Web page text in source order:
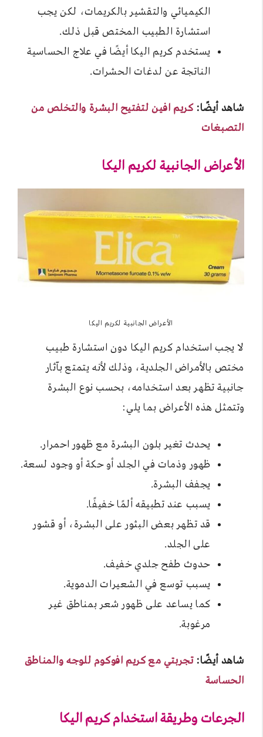
الكيميائي والتقشير بالكريمات، لكن يجب
استشارة الطبيب المختص قبل ذلك.
يستخدم كريم اليكا أيضًا في علاج الحساسية
الناتجة عن لدغات الحشرات.
شاهد أيضًا: كريم افين لتفتيح البشرة والتخلص من
التصبغات
الأعراض الجانبية لكريم اليكا
الأعراض الجانبية لكريم اليكا
لا يجب استخدام كريم اليكا دون استشارة طبيب
مختص بالأمراض الجلدية، وذلك لأنه يتمتع بآثار
جانبية تظهر بعد استخدامه، بحسب نوع البشرة
وتتمثل هذه الأعراض بما يلي:
يحدث تغير بلون البشرة مع ظهور احمرار.
ظهور وذمات في الجلد أو حكة أو وجود لسعة.
يجفف البشرة.
يسبب عند تطبيقه ألمًا خفيفًا.
قد تظهر بعض البثور على البشرة، أو قشور
على الجلد.
حدوث طفح جلدي خفيف.
يسبب توسع في الشعيرات الدموية.
كما يساعد على ظهور شعر بمناطق غير
مرغوبة.
شاهد أيضًا: تجربتي مع كريم افوكوم للوجه والمناطق
الحساسة
الجرعات وطريقة استخدام كريم اليكا